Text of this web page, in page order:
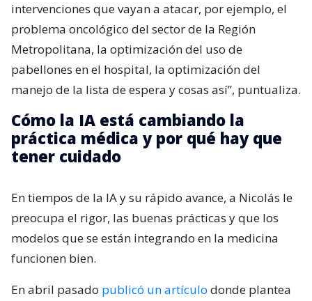
intervenciones que vayan a atacar, por ejemplo, el
problema oncológico del sector de la Región
Metropolitana, la optimización del uso de
pabellones en el hospital, la optimización del
manejo de la lista de espera y cosas así”, puntualiza.
Cómo la IA está cambiando la
práctica médica y por qué hay que
tener cuidado
En tiempos de la IA y su rápido avance, a Nicolás le
preocupa el rigor, las buenas prácticas y que los
modelos que se están integrando en la medicina
funcionen bien.
En abril pasado publicó un artículo donde plantea